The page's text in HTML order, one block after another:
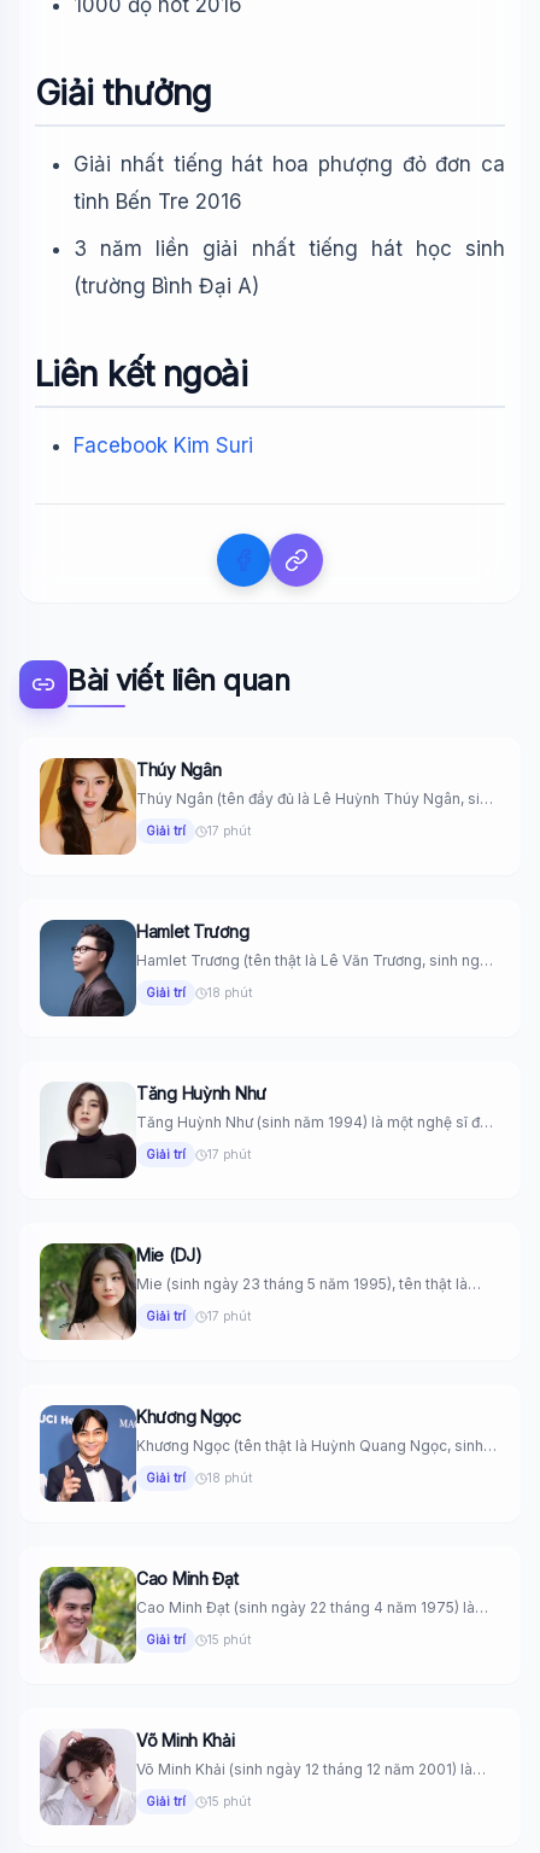
1000 độ hot 2016
Giải thưởng
Giải nhất tiếng hát hoa phượng đỏ đơn ca
tỉnh Bến Tre 2016
3 năm liền giải nhất tiếng hát học sinh
(trường Bình Đại A)
Liên kết ngoài
Facebook Kim Suri
Bài viết liên quan
Thúy Ngân
Thúy Ngân (tên đầy đủ là Lê Huỳnh Thúy Ngân, sinh
Giải trí 17 phút
Hamlet Trương
Hamlet Trương (tên thật là Lê Văn Trương, sinh ngày
Giải trí 18 phút
Tăng Huỳnh Như
Tăng Huỳnh Như (sinh năm 1994) là một nghệ sĩ đa
Giải trí 17 phút
Mie (DJ)
Mie (sinh ngày 23 tháng 5 năm 1995), tên thật là
Giải trí 17 phút
Khương Ngọc
Khương Ngọc (tên thật là Huỳnh Quang Ngọc, sinh
Giải trí 18 phút
Cao Minh Đạt
Cao Minh Đạt (sinh ngày 22 tháng 4 năm 1975) là
Giải trí 15 phút
Võ Minh Khải
Võ Minh Khải (sinh ngày 12 tháng 12 năm 2001) là
Giải trí 15 phút